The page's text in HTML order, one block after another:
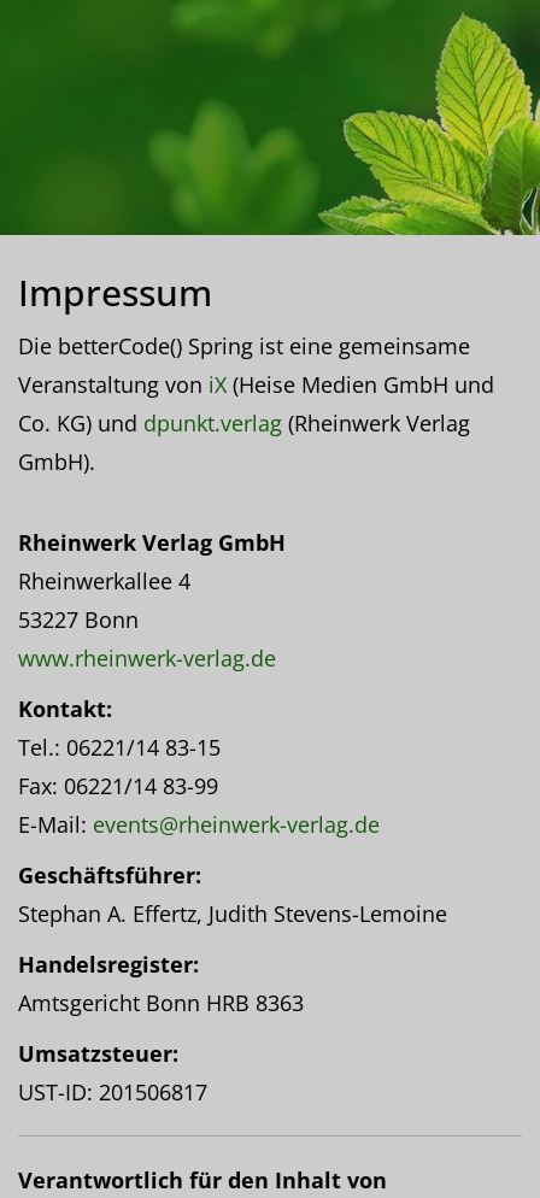
Impressum
Die betterCode() Spring ist eine gemeinsame
Veranstaltung von iX (Heise Medien GmbH und
Co. KG) und dpunkt.verlag (Rheinwerk Verlag
GmbH).
Rheinwerk Verlag GmbH
Rheinwerkallee 4
53227 Bonn
www.rheinwerk-verlag.de
Kontakt:
Tel.: 06221/14 83-15
Fax: 06221/14 83-99
E-Mail: events@rheinwerk-verlag.de
Geschäftsführer:
Stephan A. Effertz, Judith Stevens-Lemoine
Handelsregister:
Amtsgericht Bonn HRB 8363
Umsatzsteuer:
UST-ID: 201506817
Verantwortlich für den Inhalt von